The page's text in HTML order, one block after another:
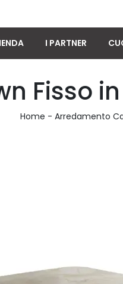
I PARTNER
Fisso
Home - Arredamento